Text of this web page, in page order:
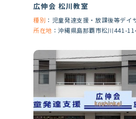
広伸会 松川教室
種別 ： 児童発達支援・放課後等デイ
所在地 ：沖縄県島那覇市松川441-